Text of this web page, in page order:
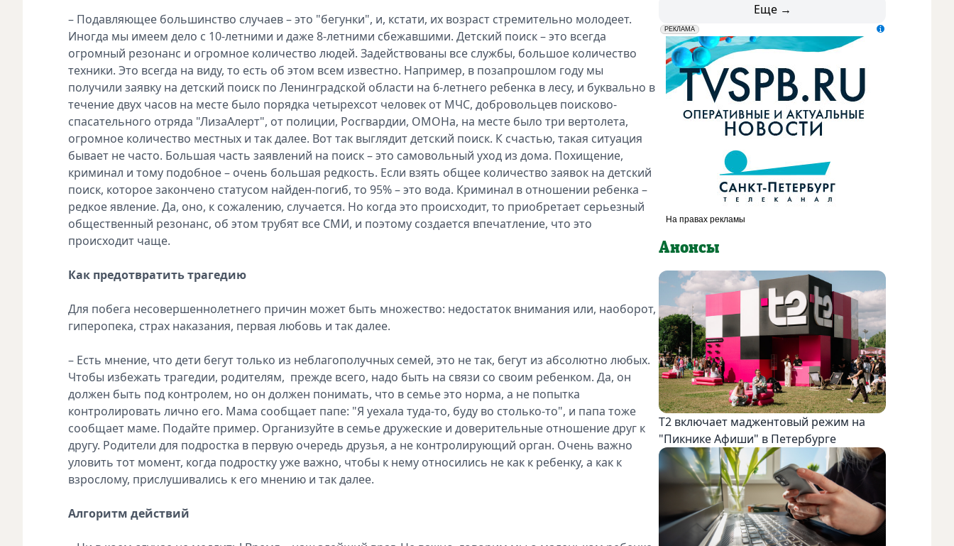
– Подавляющее большинство случаев – это "бегунки", и, кстати, их возраст стремительно молодеет.
Иногда мы имеем дело с 10-летними и даже 8-летними сбежавшими. Детский поиск – это всегда
огромный резонанс и огромное количество людей. Задействованы все службы, большое количество
техники. Это всегда на виду, то есть об этом всем известно. Например, в позапрошлом году мы
получили заявку на детский поиск по Ленинградской области на 6-летнего ребенка в лесу, и буквально в
течение двух часов на месте было порядка четырехсот человек от МЧС, добровольцев поисково-
спасательного отряда "ЛизаАлерт", от полиции, Росгвардии, ОМОНа, на месте было три вертолета,
огромное количество местных и так далее. Вот так выглядит детский поиск. К счастью, такая ситуация
бывает не часто. Большая часть заявлений на поиск – это самовольный уход из дома. Похищение,
криминал и тому подобное – очень большая редкость. Если взять общее количество заявок на детский
поиск, которое закончено статусом найден-погиб, то 95% – это вода. Криминал в отношении ребенка –
редкое явление. Да, оно, к сожалению, случается. Но когда это происходит, то приобретает серьезный
общественный резонанс, об этом трубят все СМИ, и поэтому создается впечатление, что это
происходит чаще.
Как предотвратить трагедию
Для побега несовершеннолетнего причин может быть множество: недостаток внимания или, наоборот,
гиперопека, страх наказания, первая любовь и так далее.
– Есть мнение, что дети бегут только из неблагополучных семей, это не так, бегут из абсолютно любых.
Чтобы избежать трагедии, родителям, прежде всего, надо быть на связи со своим ребенком. Да, он
должен быть под контролем, но он должен понимать, что в семье это норма, а не попытка
контролировать лично его. Мама сообщает папе: "Я уехала туда-то, буду во столько-то", и папа тоже
сообщает маме. Подайте пример. Организуйте в семье дружеские и доверительные отношение друг к
другу. Родители для подростка в первую очередь друзья, а не контролирующий орган. Очень важно
уловить тот момент, когда подростку уже важно, чтобы к нему относились не как к ребенку, а как к
взрослому, прислушивались к его мнению и так далее.
Алгоритм действий
Еще →
erid: LdtCK5udn
РЕКЛАМА
АО "ГАТР", ИНН: 7841320717
Анонсы
Т2 включает маджентовый режим на
"Пикнике Афиши" в Петербурге